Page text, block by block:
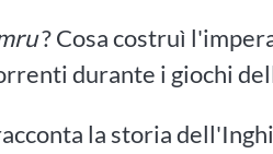
? Cosa costruì
durante i giochi
la storia